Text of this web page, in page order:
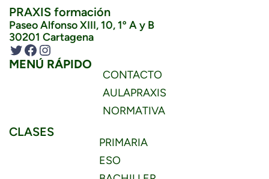
PRAXIS formación
Paseo Alfonso XIII, 10, 1º A y B
30201 Cartagena
Twitter Facebook Instagram
MENÚ RÁPIDO
CONTACTO
AULAPRAXIS
NORMATIVA
CLASES
PRIMARIA
ESO